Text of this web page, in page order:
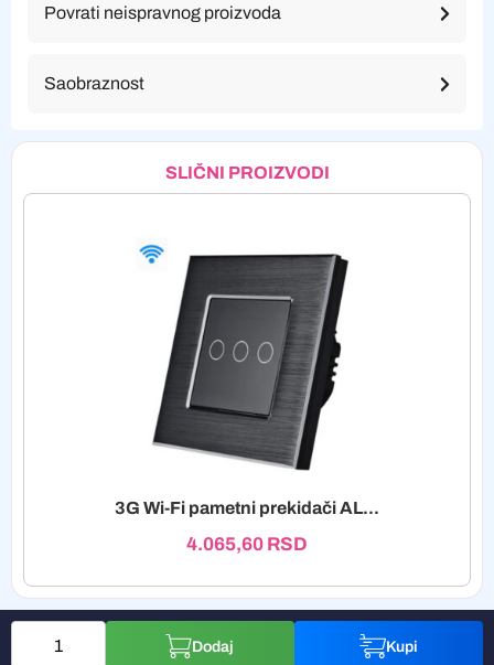
Povrati neispravnog proizvoda
Saobraznost
SLIČNI PROIZVODI
3G Wi-Fi pametni prekidači AL...
4.065,60 RSD
Dodaj Kupi